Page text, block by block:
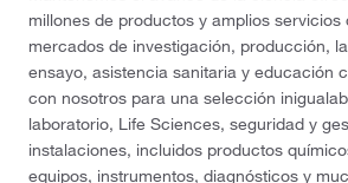
millones de productos y amplios servicios
mercados de investigación, producción,
ensayo, asistencia sanitaria y educación
con nosotros para una selección
laboratorio, Life Sciences, seguridad y
instalaciones, incluidos productos
equipos, instrumentos, diagnósticos y